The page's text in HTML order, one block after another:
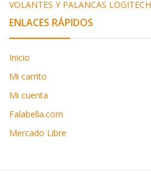
VOLANTES Y PALANCAS LOGITECH
ENLACES RÁPIDOS
Inicio
Mi carrito
Mi cuenta
Falabella.com
Mercado Libre